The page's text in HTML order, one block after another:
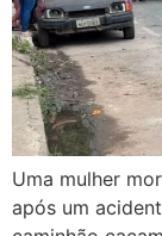
Uma mulher
após um